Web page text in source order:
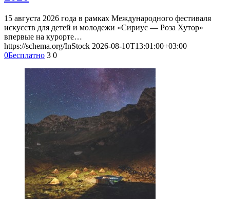
15 августа 2026 года в рамках Международного фестиваля
искусств для детей и молодежи «Сириус — Роза Хутор»
впервые на курорте…
https://schema.org/InStock 2026-08-10T13:01:00+03:00
0Бесплатно 3 0